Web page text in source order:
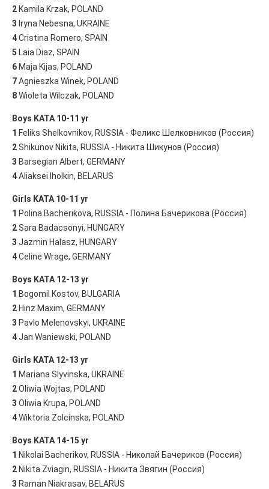
2 Kamila Krzak, POLAND
3 Iryna Nebesna, UKRAINE
4Cristina Romero, SPAIN
5 Laia Diaz, SPAIN
6 Maja Kijas, POLAND
7Agnieszka Winek, POLAND
8Wioleta Wilczak, POLAND
Boys KATA 10-11 yr
1 Feliks Shelkovnikov, RUSSIA - Феликс Шелковников (Россия)
2Shikunov Nikita, RUSSIA - Никита Шикунов (Россия)
3 Barsegian Albert, GERMANY
4Aliaksei Iholkin, BELARUS
Girls KATA 10-11 yr
1 Polina Bacherikova, RUSSIA - Полина Бачерикова (Россия)
2Sara Badacsonyi, HUNGARY
3 Jazmin Halasz, HUNGARY
4Celine Wrage, GERMANY
Boys KATA 12-13 yr
1 Bogomil Kostov, BULGARIA
2 Hinz Maxim, GERMANY
3 Pavlo Melenovskyi, UKRAINE
4Jan Waniewski, POLAND
Girls KATA 12-13 yr
1 Mariana Slyvinska, UKRAINE
2Oliwia Wojtas, POLAND
3 Oliwia Krupa, POLAND
4Wiktoria Zolcinska, POLAND
Boys KATA 14-15 yr
1 Nikolai Bacherikov, RUSSIA - Николай Бачериков (Россия)
2 Nikita Zviagin, RUSSIA - Никита Звягин (Россия)
3 Raman Niakrasav, BELARUS